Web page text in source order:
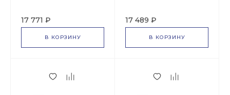
17 771 ₽
В КОРЗИНУ
17 489 ₽
В КОРЗИНУ